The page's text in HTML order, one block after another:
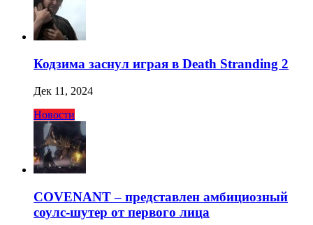
Кодзима заснул играя в Death Stranding 2
Дек 11, 2024
Новости
COVENANT – представлен амбициозный
соулс-шутер от первого лица